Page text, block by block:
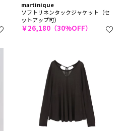
martinique
ソフトリネンタックジャケット（セ
ットアップ可）
￥26,180（30%OFF）